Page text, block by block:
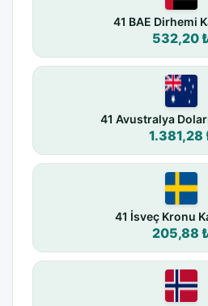
41 BAE Dirhemi
532,20
41 Avustralya
1.381,28
41 İsveç Kronu
205,88